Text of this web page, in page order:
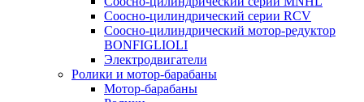
Соосно-цилиндрический серии RCV
Соосно-цилиндрический мотор-редуктор
BONFIGLIOLI
Электродвигатели
Ролики и мотор-барабаны
Мотор-барабаны